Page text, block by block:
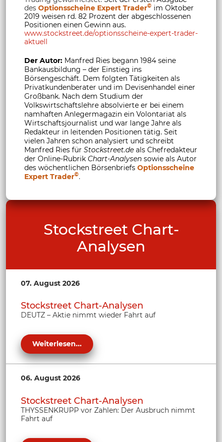
des Optionsscheine Expert Trader© im Oktober
2019 weisen rd. 82 Prozent der abgeschlossenen
Positionen einen Gewinn aus.
www.stockstreet.de/optionsscheine-expert-trader-
aktuell
Der Autor: Manfred Ries begann 1984 seine
Bankausbildung – der Einstieg ins
Börsengeschäft. Dem folgten Tätigkeiten als
Privatkundenberater und im Devisenhandel einer
Großbank. Nach dem Studium der
Volkswirtschaftslehre absolvierte er bei einem
namhaften Anlegermagazin ein Volontariat als
Wirtschaftsjournalist und war lange Jahre als
Redakteur in leitenden Positionen tätig. Seit
vielen Jahren schon analysiert und schreibt
Manfred Ries für Stockstreet.de als Chefredakteur
der Online-Rubrik Chart-Analysen sowie als Autor
des wöchentlichen Börsenbriefs Optionsscheine
Expert Trader©.
Stockstreet Chart-
Analysen
07. August 2026
Stockstreet Chart-Analysen
DEUTZ – Aktie nimmt wieder Fahrt auf
Weiterlesen...
06. August 2026
Stockstreet Chart-Analysen
THYSSENKRUPP vor Zahlen: Der Ausbruch nimmt
Fahrt auf